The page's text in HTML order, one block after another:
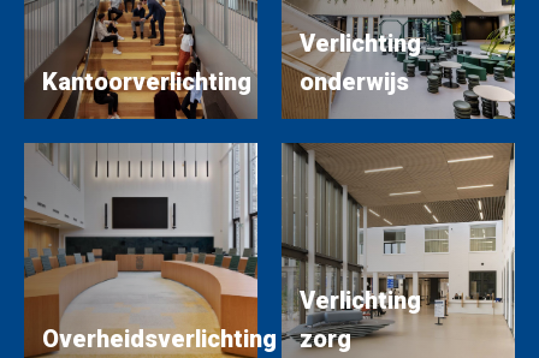
Kantoorverlichting
Verlichting
onderwijs
Overheidsverlichting
Verlichting
zorg